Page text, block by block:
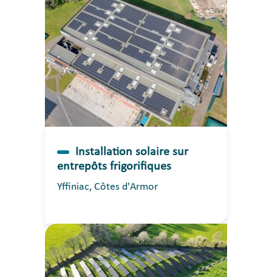
Installation solaire sur
entrepôts frigorifiques
Yffiniac, Côtes d'Armor